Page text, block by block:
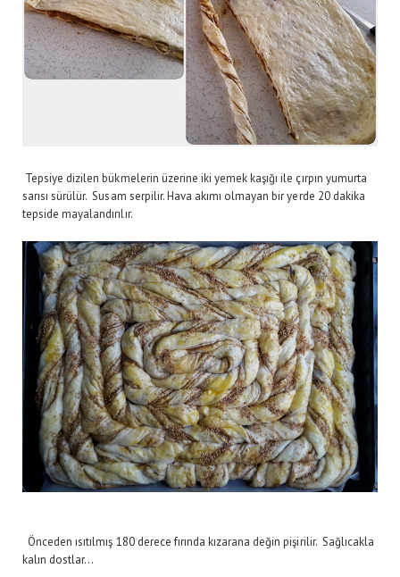
Tepsiye dizilen bükmelerin üzerine iki yemek kaşığı ile çırpın yumurta
sarısı sürülür. Susam serpilir. Hava akımı olmayan bir yerde 20 dakika
tepside mayalandırılır.
Önceden ısıtılmış 180 derece fırında kızarana değin pişirilir. Sağlıcakla
kalın dostlar...